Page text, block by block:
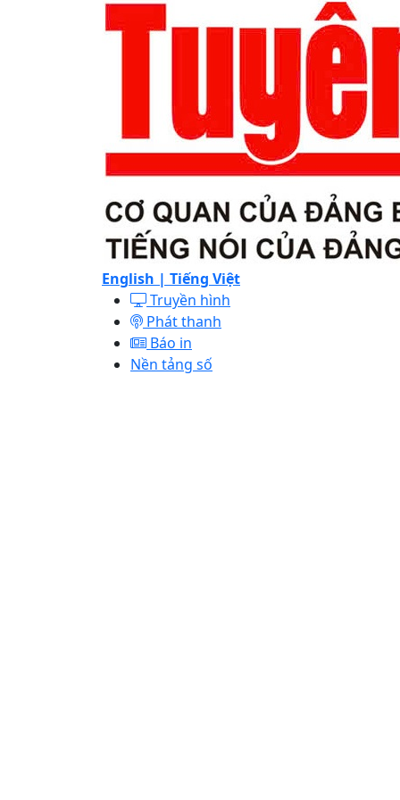
English | Tiếng Việt
Truyền hình
Phát thanh
Báo in
Nền tảng số